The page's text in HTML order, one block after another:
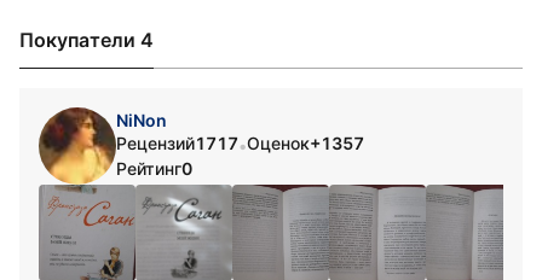
Покупатели 4
NiNon
Рецензий1717•Оценок+1357
Рейтинг0